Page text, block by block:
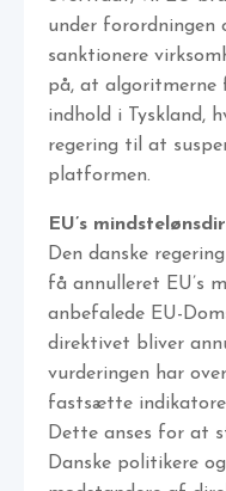
under
sanktionere
på, at algoritmerne
indhold i Tyskland,
regering til at
platformen.
EU’s
Den danske
få annulleret EU’s
anbefalede EU-
direktivet bliver
vurderingen har
fastsætte
Dette anses for at
Danske politikere